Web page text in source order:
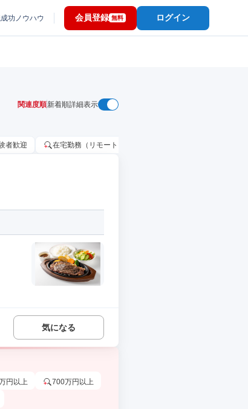
功ノウハウ 会員登録 無料 ログイン
関連度順新着順詳細表示
者歓迎 在宅勤務（リモートワーク）OK
気になる
円以上 700万円以上